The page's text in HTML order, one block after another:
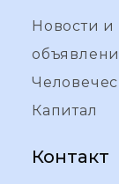
Новости и
Капитал
Контакт